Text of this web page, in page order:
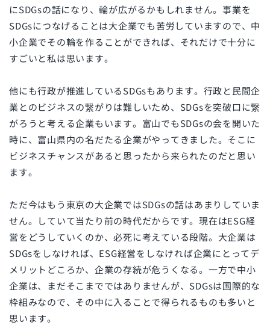
にSDGsの話になり、輪が広がるかもしれません。事業を
SDGsにつなげることは大企業でも苦労していますので、中
小企業でその輪を作ることができれば、それだけで十分に
すごいと私は思います。
他にも行政が推進しているSDGsもあります。行政と民間企
業とのビジネスの繋がりは難しいため、 SDGsを突破口に繋
がろうと考える企業もいます。富山でもSDGsの会を開いた
時に、富山県内の名だたる企業がやってきました。そこに
ビジネスチャンスがあると思ったから来られたのだと思い
ます。
ただ今はもう東京の大企業ではSDGsの話はあまりしていま
せん。していて当たり前の時代だからです。現在はESG経
営をどうしていくのか、必死に考えている段階。大企業は
SDGsをしなければ、 ESG経営をしなければ企業にとってデ
メリットどころか、企業の存続が危うくなる。一方で中小
企業は、まだそこまでではありませんが、 SDGsは国際的な
枠組みなので、その中に入ることで得られるものも多いと
思います。